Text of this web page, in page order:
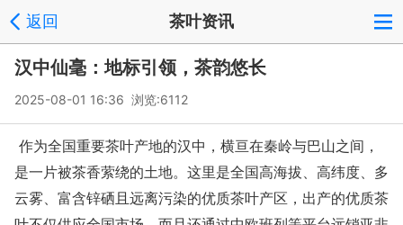
返回 茶叶资讯
汉中仙毫：地标引领，茶韵悠长
2025-08-01 16:36 浏览:6112
作为全国重要茶叶产地的汉中，横亘在秦岭与巴山之间，
是一片被茶香萦绕的土地。这里是全国高海拔、高纬度、多
云雾、富含锌硒且远离污染的优质茶叶产区，出产的优质茶